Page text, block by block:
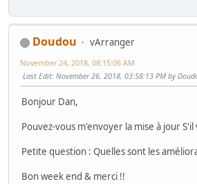
Doudou
vArranger
November 24, 2018, 08:15:06 AM
Last Edit: November 26, 2018, 03:58:13 PM by
Bonjour Dan,
Pouvez-vous m'envoyer la mise à jour S'il
Petite question : Quelles sont les
Bon week end & merci !!